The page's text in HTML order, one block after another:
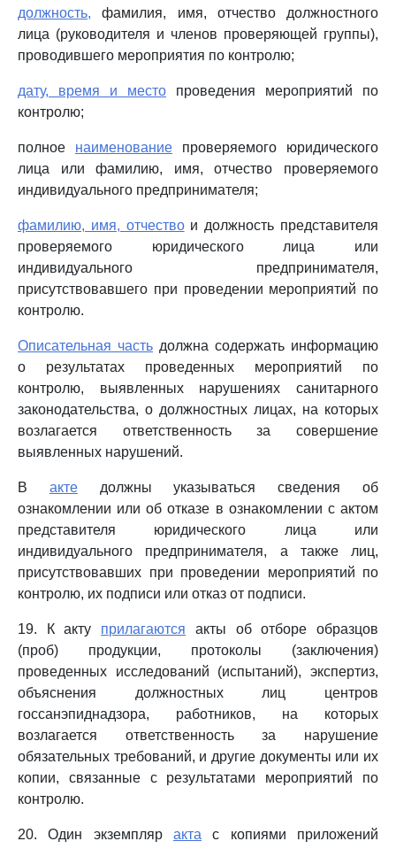
должность, фамилия, имя, отчество должностного
лица (руководителя и членов проверяющей группы),
проводившего мероприятия по контролю;
дату, время и место проведения мероприятий по
контролю;
полное наименование проверяемого юридического
лица или фамилию, имя, отчество проверяемого
индивидуального предпринимателя;
фамилию, имя, отчествои должность представителя
проверяемого юридического лица или
индивидуального предпринимателя,
присутствовавшего при проведении мероприятий по
контролю.
Описательная часть должна содержать информацию
о результатах проведенных мероприятий по
контролю, выявленных нарушениях санитарного
законодательства, о должностных лицах, на которых
возлагается ответственность за совершение
выявленных нарушений.
В актедолжны указываться сведения об
ознакомлении или об отказе в ознакомлении с актом
представителя юридического лица или
индивидуального предпринимателя, а также лиц,
присутствовавших при проведении мероприятий по
контролю, их подписи или отказ от подписи.
19. К акту прилагаются акты об отборе образцов
(проб) продукции, протоколы (заключения)
проведенных исследований (испытаний), экспертиз,
объяснения должностных лиц центров
госсанэпиднадзора, работников, на которых
возлагается ответственность за нарушение
обязательных требований, и другие документы или их
копии, связанные с результатами мероприятий по
контролю.
20. Один экземпляр акта с копиями приложений